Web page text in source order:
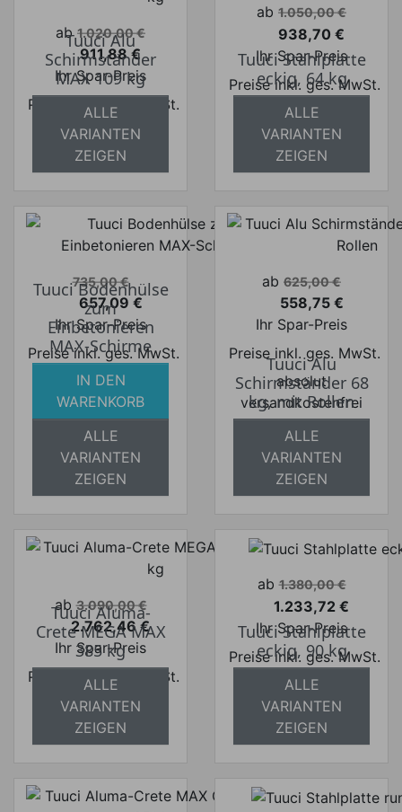
Verkaufspreis
ab 1.020,00 €
Preis
911,88 €
Ihr Spar-Preis
Preise inkl. ges. MwSt.
absolut
versandkostenfrei
Tuuci Alu
Schirmständer
MAX 109 kg
ALLE
VARIANTEN
ZEIGEN
Verkaufspreis
ab 1.050,00 €
Preis
938,70 €
Ihr Spar-Preis
Preise inkl. ges. MwSt.
absolut
versandkostenfrei
Tuuci Stahlplatte
eckig, 64 kg
ALLE
VARIANTEN
ZEIGEN
Verkaufspreis
735,00 €
Preis
657,09 €
Ihr Spar-Preis
Preise inkl. ges. MwSt.
absolut
versandkostenfrei
Tuuci Bodenhülse
zum
Einbetonieren
MAX-Schirme
IN DEN
WARENKORB
ALLE
VARIANTEN
ZEIGEN
Verkaufspreis
ab 625,00 €
Preis
558,75 €
Ihr Spar-Preis
Preise inkl. ges. MwSt.
absolut
versandkostenfrei
Tuuci Alu
Schirmständer 68
kg, mit Rollen
ALLE
VARIANTEN
ZEIGEN
Verkaufspreis
ab 3.090,00 €
Preis
2.762,46 €
Ihr Spar-Preis
Preise inkl. ges. MwSt.
absolut
versandkostenfrei
Tuuci Aluma-
Crete MEGA MAX
385 kg
ALLE
VARIANTEN
ZEIGEN
Verkaufspreis
ab 1.380,00 €
Preis
1.233,72 €
Ihr Spar-Preis
Preise inkl. ges. MwSt.
absolut
versandkostenfrei
Tuuci Stahlplatte
eckig, 90 kg
ALLE
VARIANTEN
ZEIGEN